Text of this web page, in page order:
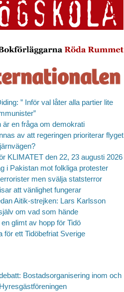
” Inför val låter alla partier lite
är en fråga om demokrati
av att regeringen prioriterar flyget
KLIMATET den 22, 23 augusti 2026
i Pakistan mot folkliga protester
men svälja statsterror
att vänlighet fungerar
Aitik-strejken: Lars Karlsson
om vad som hände
glimt av hopp för Tidö
för ett Tidöbefriat Sverige
Bostadsorganisering inom och